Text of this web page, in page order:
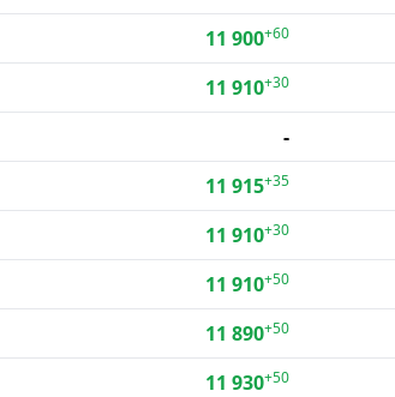
11 900+60
11 910+30
-
11 915+35
11 910+30
11 910+50
11 890+50
11 930+50